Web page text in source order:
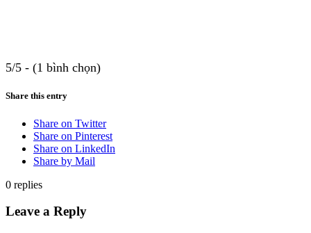
5/5 - (1 bình chọn)
Share this entry
Share on Twitter
Share on Pinterest
Share on LinkedIn
Share by Mail
0 replies
Leave a Reply